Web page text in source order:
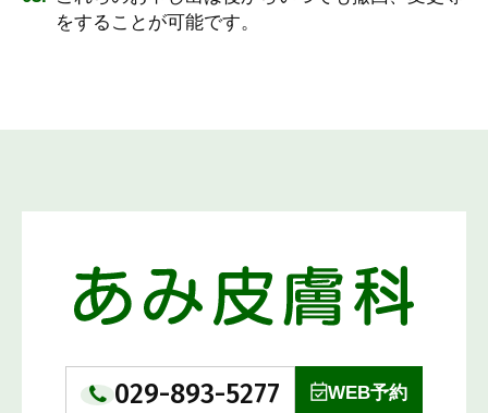
をすることが可能です。
029-893-5277 WEB予約